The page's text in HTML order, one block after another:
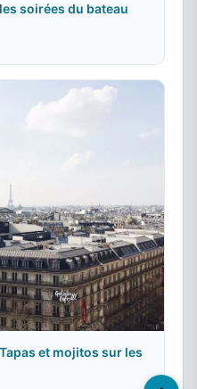
soirées du bateau
et mojitos sur les